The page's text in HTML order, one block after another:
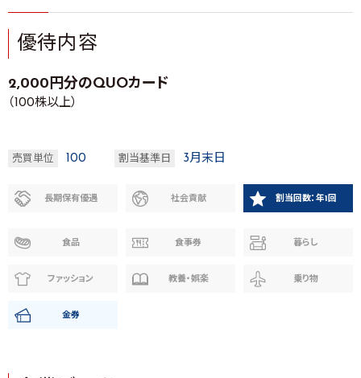
優待内容
2,000円分のQUOカード
（100株以上）
売買単位 100 割当基準日 3月末日
長期保有優遇 社会貢献 割当回数：年1回
食品 食事券 暮らし
ファッション 教養・娯楽 乗り物
金券